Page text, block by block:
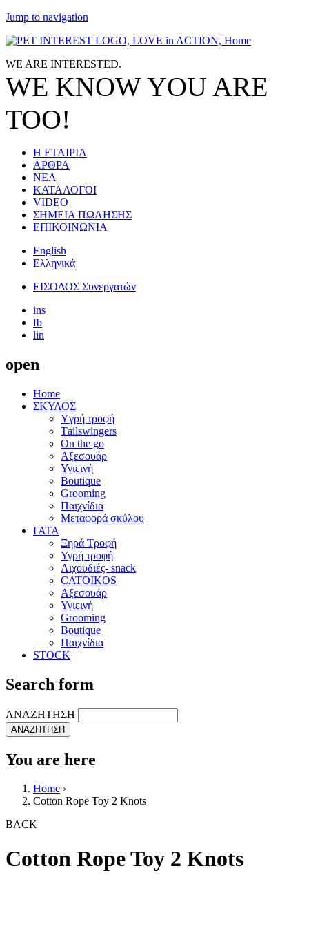
Jump to navigation
WE ARE INTERESTED.
WE KNOWYOU ARE
TOO!
Η ΕΤΑΙΡΙΑ
ΑΡΘΡΑ
ΝΕΑ
ΚΑΤΑΛΟΓΟΙ
VIDEO
ΣΗΜΕΙΑ ΠΩΛΗΣΗΣ
ΕΠΙΚΟΙΝΩΝΙΑ
English
Ελληνικά
ΕΙΣΟΔΟΣ Συνεργατών
ins
fb
lin
open
Home
ΣΚΥΛΟΣ
Yγρή τροφή
Τailswingers
On the go
Αξεσουάρ
Υγιεινή
Boutique
Grooming
Παιχνίδια
Μεταφορά σκύλου
ΓΑΤΑ
Ξηρά Τροφή
Υγρή τροφή
Λιχουδιές- snack
CATOIKOS
Αξεσουάρ
Υγιεινή
Grooming
Boutique
Παιχνίδια
STOCK
Search form
ΑΝΑΖΗΤΗΣΗ
You are here
Home ›
Cotton Rope Toy 2 Knots
BACK
Cotton Rope Toy 2 Knots